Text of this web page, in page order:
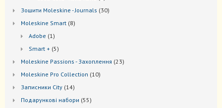
Зошити Moleskine - Journals 3030
Моleskine Smart 88
Adobe 11
Smart + 55
Moleskine Passions - Захоплення 2323
Мoleskine Pro Collection 1010
Записники City 1414
Подарункові набори 5555